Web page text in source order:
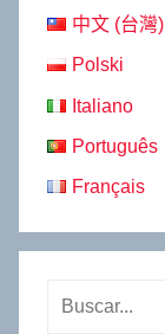
中文 (台灣)
Polski
Italiano
Português
Français